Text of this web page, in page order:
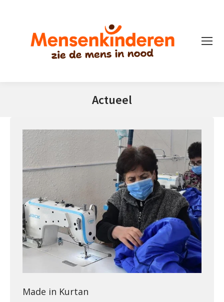
Actueel
Made in Kurtan